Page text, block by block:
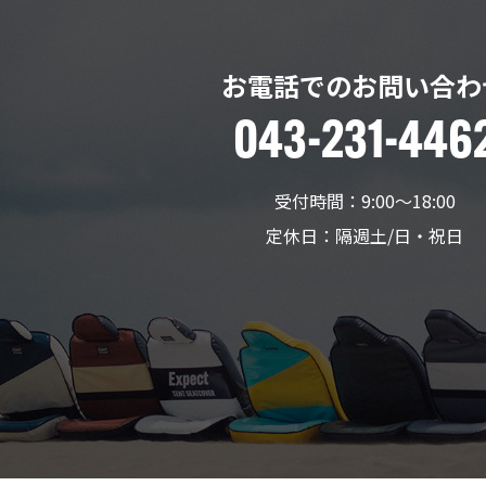
お電話でのお問い合
043-231-
受付時間：9:00〜18:00
定休日：隔週土/日・祝日